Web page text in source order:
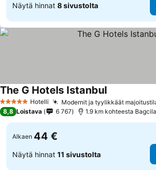
Näytä hinnat 8 sivustolta
5 Tähtiluokitus
Hotelli Modernit ja tyylikkäät
The G Hotels Istanbul
8,8 Loistava 6 767 1.9 km kohteesta
Alkaen 44 €
Näytä hinnat 11 sivustolta